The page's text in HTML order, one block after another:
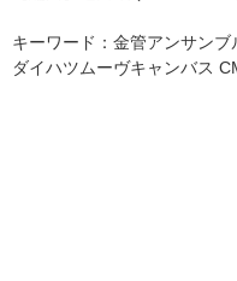
キーワード：金管アンサ
ダイハツムーヴキャンバス